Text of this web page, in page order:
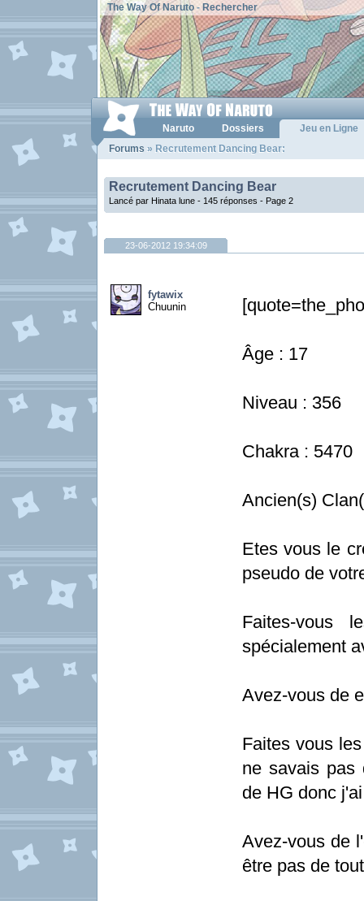
The Way Of Naruto- Rechercher
Naruto Dossiers
Jeu en Ligne
Forums » Recrutement Dancing Bear:
Recrutement Dancing Bear
Lancé par Hinata lune - 145 réponses - Page 2
23-06-2012 19:34:09
fytawix
Chuunin
Âge : 17
Niveau : 356
Chakra : 5470
Ancien(s)
Etes vous le
pseudo de
Faites-vous
spécialement
Avez-vous de
Faites vous
ne savais pas
de HG donc
Avez-vous de
être pas de